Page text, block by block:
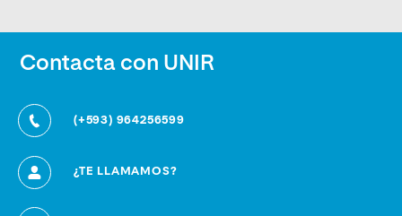
Contacta con UNIR
(+593) 964256599
¿TE LLAMAMOS?